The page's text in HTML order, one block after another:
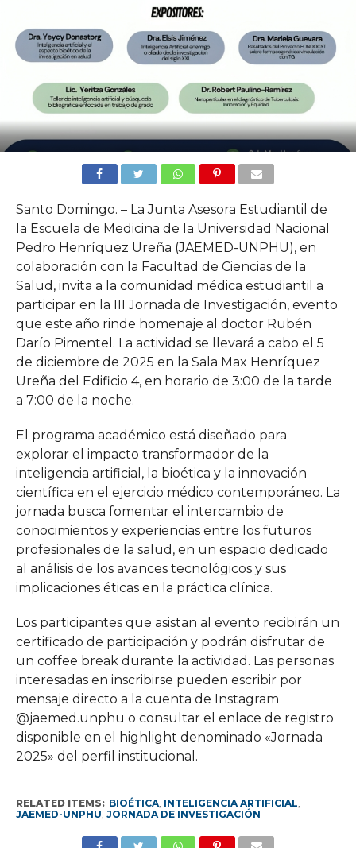
Santo Domingo. – La Junta Asesora Estudiantil de
la Escuela de Medicina de la Universidad Nacional
Pedro Henríquez Ureña (JAEMED-UNPHU), en
colaboración con la Facultad de Ciencias de la
Salud, invita a la comunidad médica estudiantil a
participar en la III Jornada de Investigación, evento
que este año rinde homenaje al doctor Rubén
Darío Pimentel. La actividad se llevará a cabo el 5
de diciembre de 2025 en la Sala Max Henríquez
Ureña del Edificio 4, en horario de 3:00 de la tarde
a 7:00 de la noche.
El programa académico está diseñado para
explorar el impacto transformador de la
inteligencia artificial, la bioética y la innovación
científica en el ejercicio médico contemporáneo. La
jornada busca fomentar el intercambio de
conocimientos y experiencias entre los futuros
profesionales de la salud, en un espacio dedicado
al análisis de los avances tecnológicos y sus
implicaciones éticas en la práctica clínica.
Los participantes que asistan al evento recibirán un
certificado de participación y podrán disfrutar de
un coffee break durante la actividad. Las personas
interesadas en inscribirse pueden escribir por
mensaje directo a la cuenta de Instagram
@jaemed.unphu o consultar el enlace de registro
disponible en el highlight denominado «Jornada
2025» del perfil institucional.
RELATED ITEMS: BIOÉTICA, INTELIGENCIA ARTIFICIAL,
JAEMED-UNPHU, JORNADA DE INVESTIGACIÓN